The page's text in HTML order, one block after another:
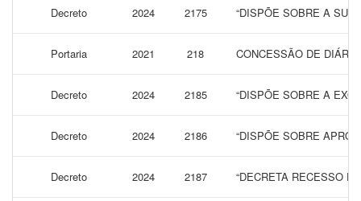
Decreto 2024 2175 “DISPÕE SOBRE A
Portaria 2021 218 CONCESSÃO DE
Decreto 2024 2185 “DISPÕE SOBRE A
Decreto 2024 2186 “DISPÕE SOBRE
Decreto 2024 2187 “DECRETA RECESSO